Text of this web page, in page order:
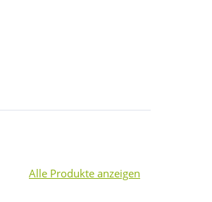
Alle Produkte anzeigen